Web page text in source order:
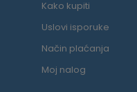
Kako kupiti
Uslovi isporuke
Način plaćanja
Moj nalog